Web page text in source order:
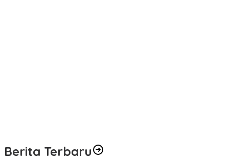
Berita Terbaru